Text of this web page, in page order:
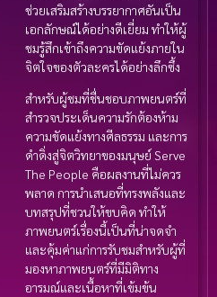
ช่วยเสริมสร้างบรรยากาศอันเป็น
เอกลักษณ์ได้อย่างดีเยี่ยม ทำให้ผู้
ชมรู้สึกเข้าถึงความขัดแย้งภายใน
จิตใจของตัวละครได้อย่างลึกซึ้ง
สำหรับผู้ชมที่ชื่นชอบภาพยนตร์ที่
สำรวจประเด็นความรักต้องห้าม
ความขัดแย้งทางศีลธรรม และการ
ดำดิ่งสู่จิตวิทยาของมนุษย์ Serve
The People คือผลงานที่ไม่ควร
พลาด การนำเสนอที่ทรงพลังและ
บทสรุปที่ชวนให้ขบคิด ทำให้
ภาพยนตร์เรื่องนี้เป็นที่น่าจดจำ
และคุ้มค่าแก่การรับชมสำหรับผู้ที่
มองหาภาพยนตร์ที่มีมิติทาง
อารมณ์และเนื้อหาที่เข้มข้น